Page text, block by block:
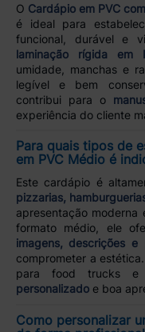
O Cardápio em PVC
é ideal para
funcional, durável e
laminação rígida em
umidade, manchas e
legível e bem
contribui para o
experiência do cliente
Para quais tipos de
em PVC Médio é
Este cardápio é
pizzarias,
apresentação
formato médio, ele
imagens, descrições e
comprometer a
para food trucks e
personalizadoe boa
Como personalizar